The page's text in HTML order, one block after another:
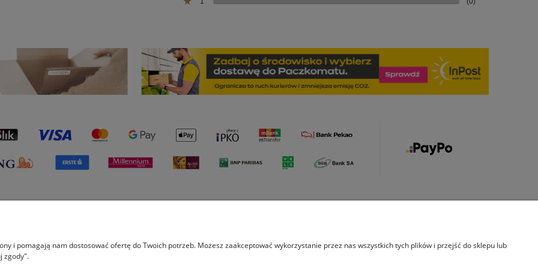
Formy płatności
i pomagają nam dostosować ofertę do Twoich potrzeb. Możesz zaakceptować wykorzystanie przez nas wszystkich tych plików i przejść do sklepu lub
zgody".